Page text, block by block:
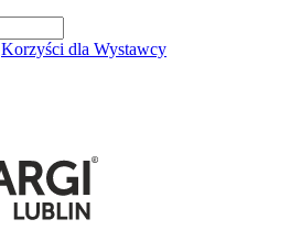
Korzyści dla Wystawcy